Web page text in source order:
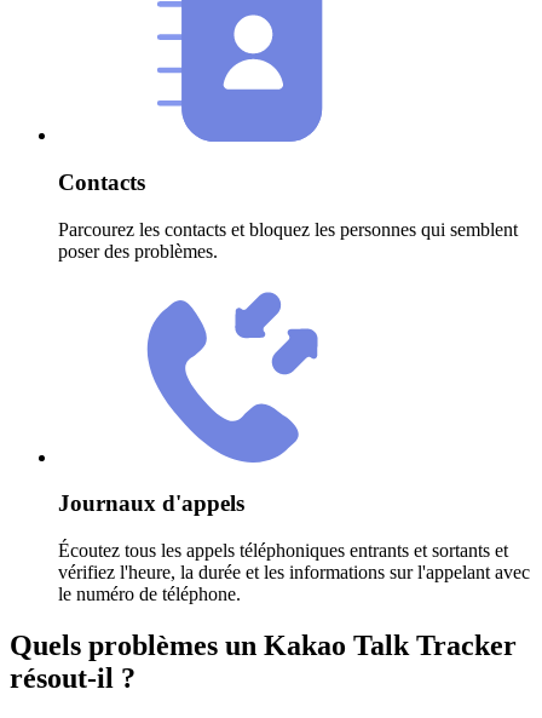
Contacts
Parcourez les contacts et bloquez les personnes qui semblent
poser des problèmes.
Journaux d'appels
Écoutez tous les appels téléphoniques entrants et sortants et
vérifiez l'heure, la durée et les informations sur l'appelant avec
le numéro de téléphone.
Quels problèmes un Kakao Talk Tracker
résout-il ?